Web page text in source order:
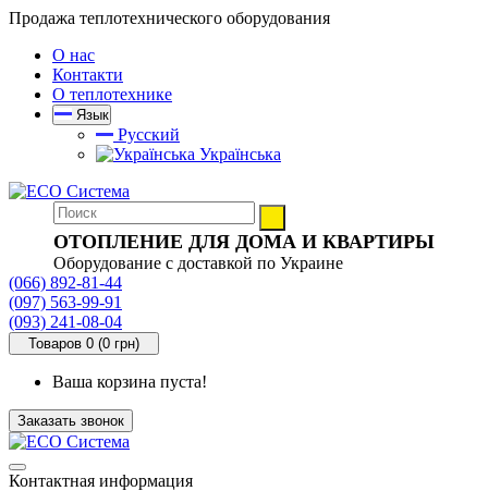
Продажа теплотехнического оборудования
О нас
Контакти
О теплотехнике
Язык
Русский
Українська
ОТОПЛЕНИЕ ДЛЯ ДОМА И КВАРТИРЫ
Оборудование с доставкой по Украине
(066) 892-81-44
(097) 563-99-91
(093) 241-08-04
Товаров 0 (0 грн)
Ваша корзина пуста!
Заказать звонок
Контактная информация